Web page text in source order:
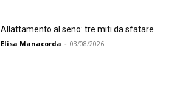
Allattamento al seno: tre miti da sfatare
Elisa Manacorda - 03/08/2026